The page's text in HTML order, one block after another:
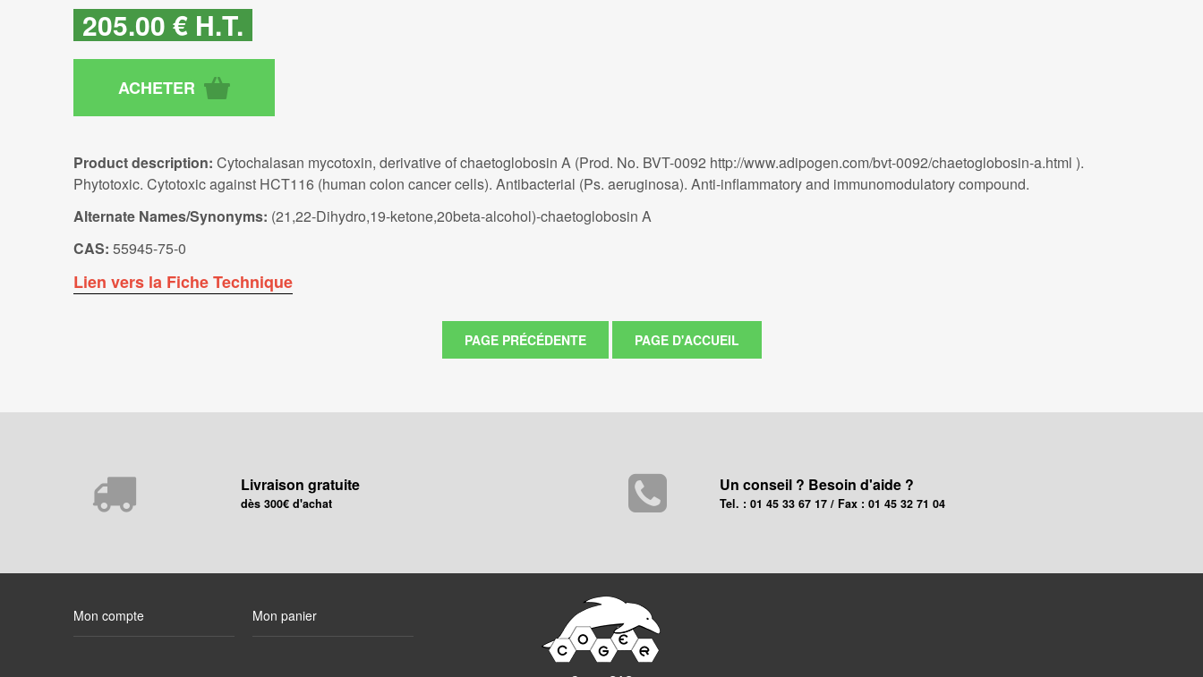
205.00 € H.T.
Product description: Cytochalasan mycotoxin, derivative of chaetoglobosin A (Prod. No. BVT-0092 http://www.adipogen.com/bvt-0092/chaetoglobosin-a.html ).
Phytotoxic. Cytotoxic against HCT116 (human colon cancer cells). Antibacterial (Ps. aeruginosa). Anti-inflammatory and immunomodulatory compound.
Alternate Names/Synonyms: (21,22-Dihydro,19-ketone,20beta-alcohol)-chaetoglobosin A
CAS: 55945-75-0
Lien vers la Fiche Technique
Livraison gratuite
dès 300€ d'achat
Un conseil ? Besoin d'aide ?
Tel. : 01 45 33 67 17 / Fax : 01 45 32 71 04
Mon compte Mon panier